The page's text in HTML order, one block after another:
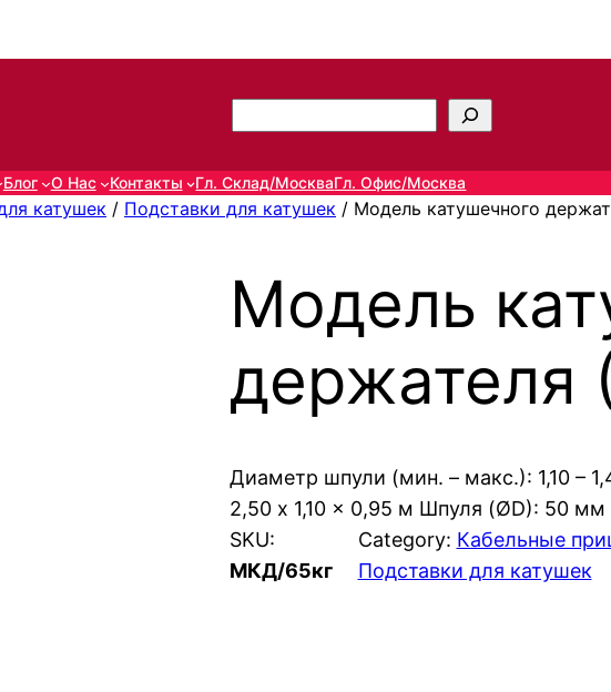
и
с
Блог О Нас Контакты Гл. Склад/МоскваГл. Офис/Москва
катушек / Подставки для катушек / Модель катушечного
Модель
держателя
Диаметр шпули (мин. – макс.): 1,10 –
2,50 x 1,10 x 0,95 м Шпуля (ØD): 50 мм
SKU:
МКД/65кг
Category: Кабельные
Подставки для катушек